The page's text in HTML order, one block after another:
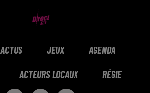
ACTUS JEUX AGENDA
ACTEURS LOCAUX RÉGIE